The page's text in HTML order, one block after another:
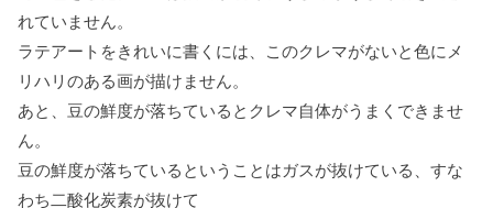
れていません。
ラテアートをきれいに書くには、このクレマがないと色にメ
リハリのある画が描けません。
あと、豆の鮮度が落ちているとクレマ自体がうまくできませ
ん。
豆の鮮度が落ちているということはガスが抜けている、すな
わち二酸化炭素が抜けて